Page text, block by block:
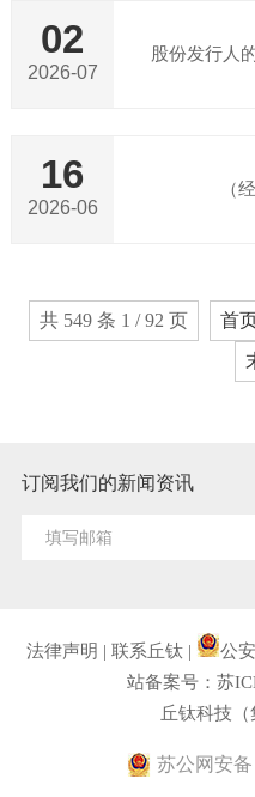
02
2026-07
股份发行人
16
2026-06
（
共 549 条 1 / 92 页 首
订阅我们的新闻资讯
法律声明 | 联系丘钛| 公
站备案号：苏
丘钛科技
苏公网安备